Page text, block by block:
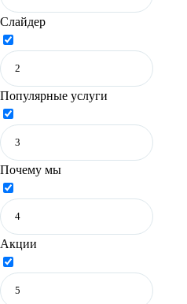
Слайдер
Популярные услуги
Почему мы
Акции